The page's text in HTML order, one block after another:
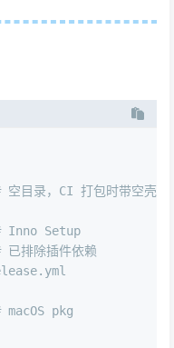
录，CI 打包时带空壳
Setup
除插件依赖
macOS pkg